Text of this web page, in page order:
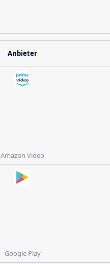
Anbieter
Amazon Video
Google Play